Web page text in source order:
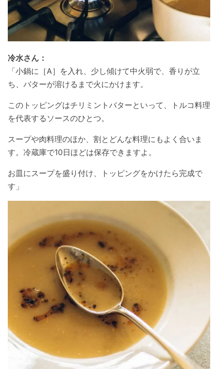
冷水さん：
「小鍋に［A］を入れ、少し傾けて中火弱で、香りが立
ち、バターが溶けるまで火にかけます。
このトッピングはチリミントバターといって、トルコ料理
を代表するソースのひとつ。
スープや肉料理のほか、割とどんな料理にもよく合いま
す。冷蔵庫で10日ほどは保存できますよ。
お皿にスープを盛り付け、トッピングをかけたら完成で
す」